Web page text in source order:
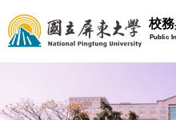
跳
到
主
容
校
Public